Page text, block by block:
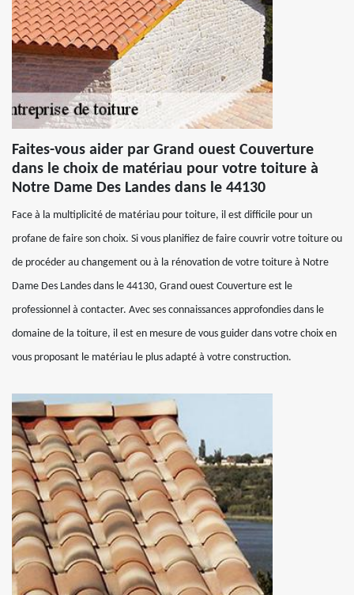
Faites-vous aider par Grand ouest Couverture
dans le choix de matériau pour votre toiture à
Notre Dame Des Landes dans le 44130
Face à la multiplicité de matériau pour toiture, il est difficile pour un
profane de faire son choix. Si vous planifiez de faire couvrir votre toiture ou
de procéder au changement ou à la rénovation de votre toiture à Notre
Dame Des Landes dans le 44130, Grand ouest Couverture est le
professionnel à contacter. Avec ses connaissances approfondies dans le
domaine de la toiture, il est en mesure de vous guider dans votre choix en
vous proposant le matériau le plus adapté à votre construction.